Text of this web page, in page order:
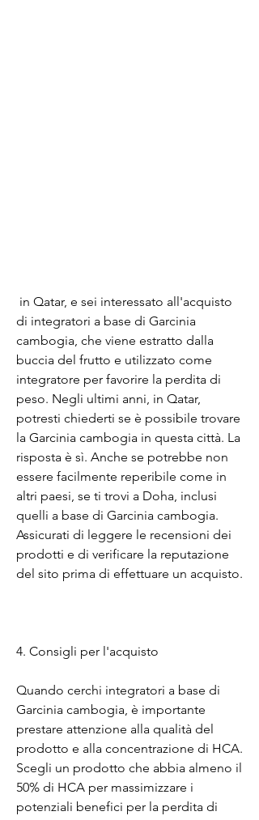
di integratori a base di Garcinia
cambogia, che viene estratto dalla
buccia del frutto e utilizzato come
integratore per favorire la perdita di
peso. Negli ultimi anni, in Qatar,
potresti chiederti se è possibile trovare
la Garcinia cambogia in questa città. La
risposta è sì. Anche se potrebbe non
essere facilmente reperibile come in
altri paesi, se ti trovi a Doha, inclusi
quelli a base di Garcinia cambogia.
Assicurati di leggere le recensioni dei
prodotti e di verificare la reputazione
del sito prima di effettuare un acquisto.
4. Consigli per l'acquisto
Quando cerchi integratori a base di
Garcinia cambogia, è importante
prestare attenzione alla qualità del
prodotto e alla concentrazione di HCA.
Scegli un prodotto che abbia almeno il
50% di HCA per massimizzare i
potenziali benefici per la perdita di